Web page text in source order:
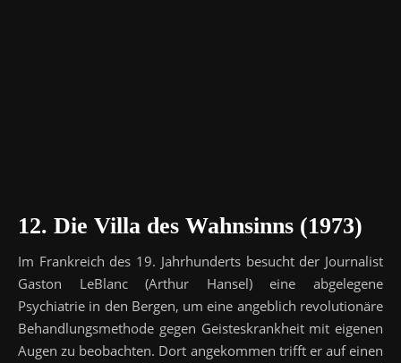
12. Die Villa des Wahnsinns (1973)
Im Frankreich des 19. Jahrhunderts besucht der Journalist
Gaston LeBlanc (Arthur Hansel) eine abgelegene
Psychiatrie in den Bergen, um eine angeblich revolutionäre
Behandlungsmethode gegen Geisteskrankheit mit eigenen
Augen zu beobachten. Dort angekommen trifft er auf einen